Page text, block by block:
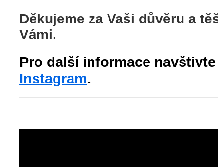
Děkujeme za Vaši důvěru a
Vámi.
Pro další informace
Instagram.